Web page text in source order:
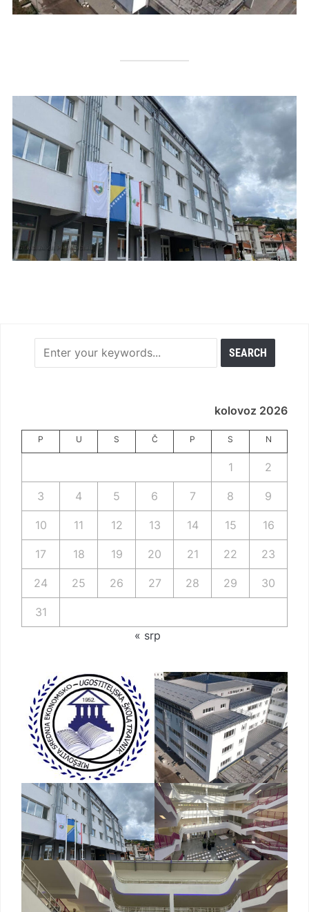
kolovoz 2026
P U S Č P S N
1 2
3 4 5 6 7 8 9
10 11 12 13 14 15 16
17 18 19 20 21 22 23
24 25 26 27 28 29 30
31
« srp